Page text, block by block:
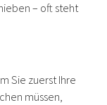
– oft steht
Sie zuerst Ihre
müssen,